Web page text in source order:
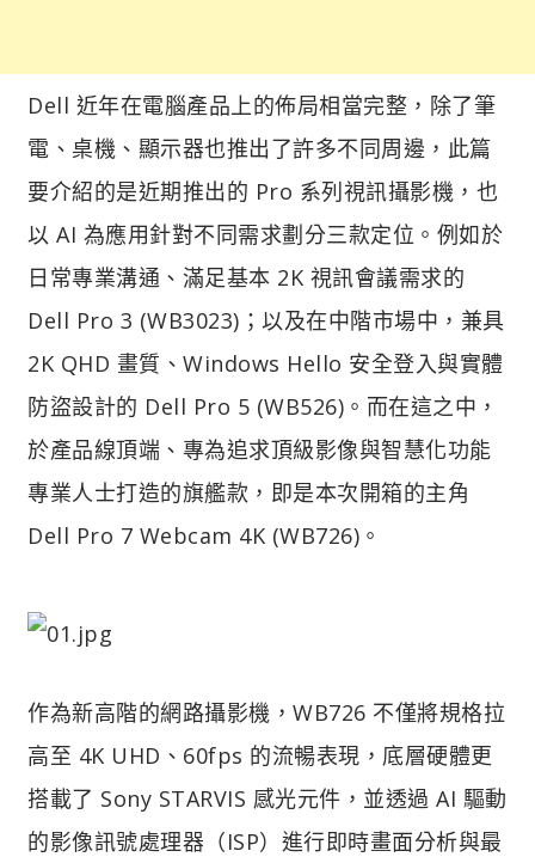
Dell 近年在電腦產品上的佈局相當完整，除了筆
電、桌機、顯示器也推出了許多不同周邊，此篇
要介紹的是近期推出的 Pro 系列視訊攝影機，也
以 AI 為應用針對不同需求劃分三款定位。例如於
日常專業溝通、滿足基本 2K 視訊會議需求的
Dell Pro 3 (WB3023)；以及在中階市場中，兼具
2K QHD 畫質、Windows Hello 安全登入與實體
防盜設計的 Dell Pro 5 (WB526)。而在這之中，
於產品線頂端、專為追求頂級影像與智慧化功能
專業人士打造的旗艦款，即是本次開箱的主角
Dell Pro 7 Webcam 4K (WB726)。
作為新高階的網路攝影機，WB726 不僅將規格拉
高至 4K UHD、60fps 的流暢表現，底層硬體更
搭載了 Sony STARVIS 感光元件，並透過 AI 驅動
的影像訊號處理器（ISP）進行即時畫面分析與最